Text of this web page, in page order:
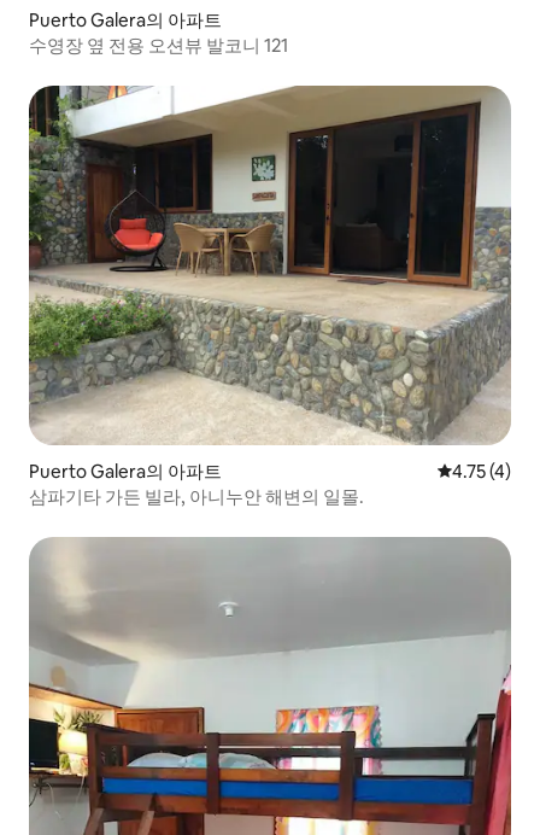
Puerto Galera의 아파트
수영장 옆 전용 오션뷰 발코니 121
Puerto Galera의 아파트 평점 4.75점
4.75 (4)
삼파기타 가든 빌라, 아니누안 해변의 일몰.